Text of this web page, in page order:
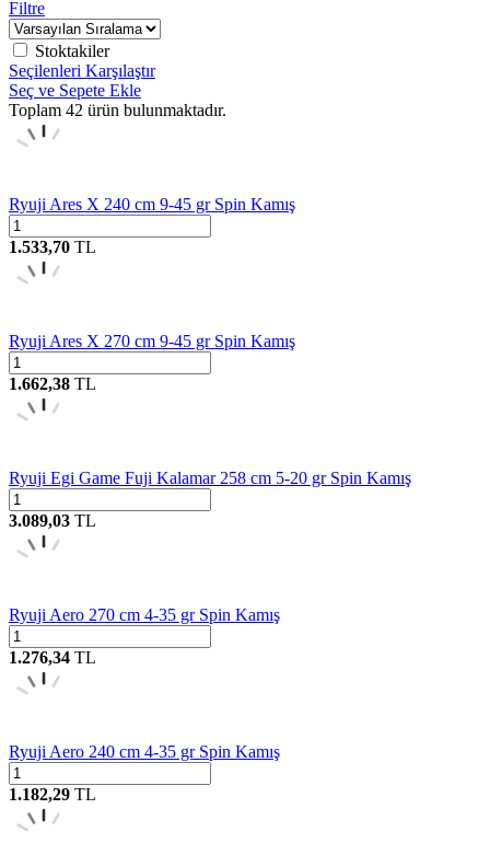
Filtre
Stoktakiler
Seçilenleri Karşılaştır
Seç ve Sepete Ekle
Toplam 42 ürün bulunmaktadır.
Ryuji Ares X 240 cm 9-45 gr Spin Kamış
1.533,70 TL
Ryuji Ares X 270 cm 9-45 gr Spin Kamış
1.662,38 TL
Ryuji Egi Game Fuji Kalamar 258 cm 5-20 gr Spin Kamış
3.089,03 TL
Ryuji Aero 270 cm 4-35 gr Spin Kamış
1.276,34 TL
Ryuji Aero 240 cm 4-35 gr Spin Kamış
1.182,29 TL